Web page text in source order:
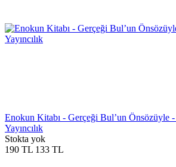
Enokun Kitabı - Gerçeği Bul’un Önsözüyle -
Yayıncılık
Stokta yok
190 TL 133 TL